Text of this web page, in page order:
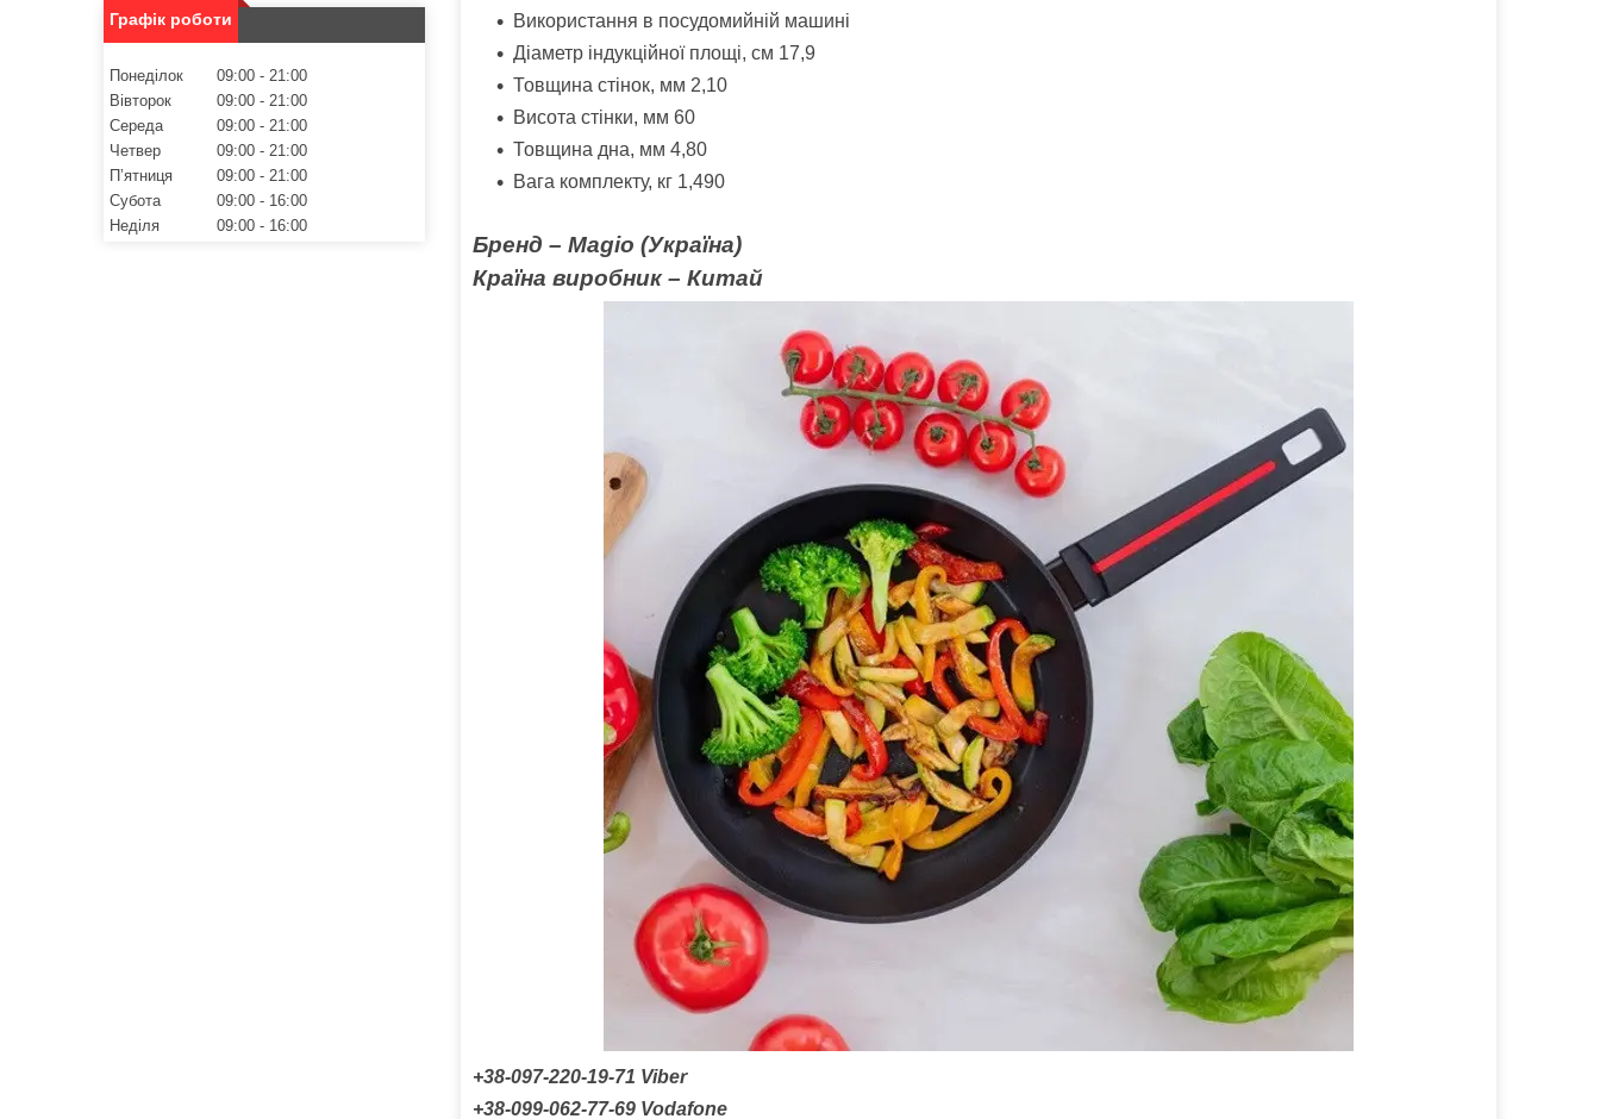
Використання в посудомийній машині
Діаметр індукційної площі, см 17,9
Товщина стінок, мм 2,10
Висота стінки, мм 60
Товщина дна, мм 4,80
Вага комплекту, кг 1,490
Бренд – Magio (Україна)
Країна виробник – Китай
+38-097-220-19-71 Viber
+38-099-062-77-69 Vodafone
Графік роботи
Понеділок 09:00
21:00
Вівторок
09:00
21:00
Середа
09:00
21:00
Четвер
09:00
21:00
Пʼятниця
09:00
21:00
Субота
09:00
16:00
Неділя
09:00 16:00